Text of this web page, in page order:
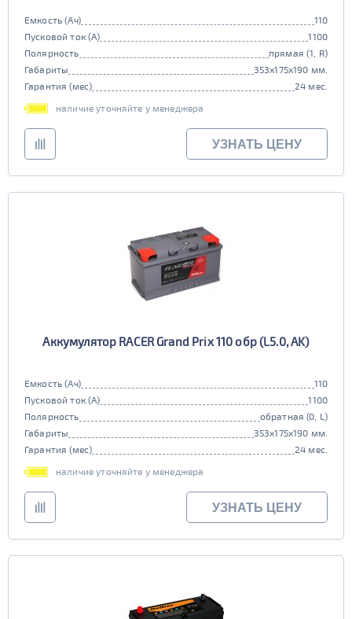
Емкость (Ач)
110
Пусковой ток (А)
1100
Полярность
прямая (1, R)
Габариты
353x175x190 мм.
Гарантия (мес)
24 мес.
наличие уточняйте у менеджера
УЗНАТЬ ЦЕНУ
Аккумулятор RACER Grand Prix 110 обр (L5.0, AK)
Емкость (Ач)
110
Пусковой ток (А)
1100
Полярность
обратная (0, L)
Габариты
353x175x190 мм.
Гарантия (мес)
24 мес.
наличие уточняйте у менеджера
УЗНАТЬ ЦЕНУ